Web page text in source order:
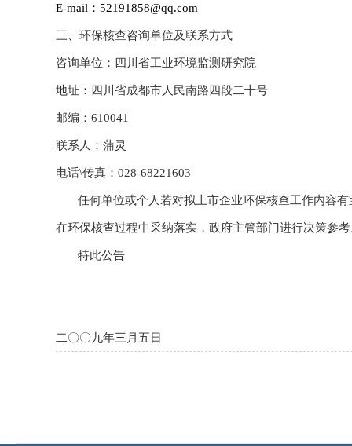
E-mail ： 52191858@qq.com
三、环保核查咨询单位及联系方式
咨询单位：四川省工业环境监测研究院
地址：四川省成都市人民南路四段二十号
邮编： 610041
联系人：蒲灵
电话\传真： 028-68221603
任何单位或个人若对拟上市企业环保核查工作内容
在环保核查过程中采纳落实，政府主管部门进行决策参
特此公告
二〇〇九年三月五日